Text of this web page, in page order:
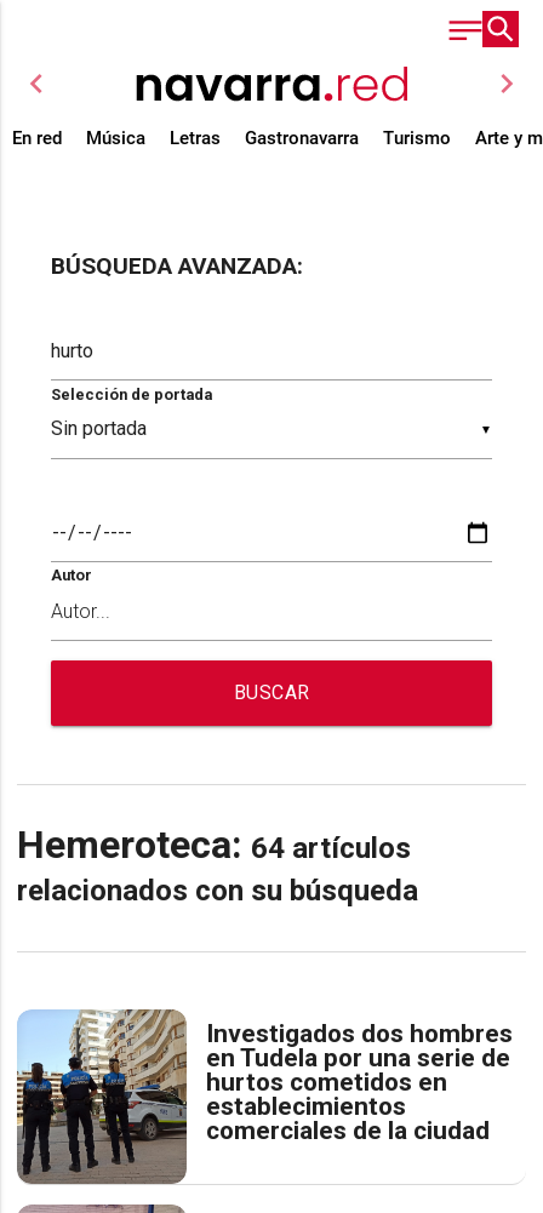
chevron_left chevron_right
En red Música Letras Gastronavarra Turismo Arte y
BÚSQUEDA AVANZADA:
▼
Selección de portada
Autor
BUSCAR
Hemeroteca: 64 artículos
relacionados con su búsqueda
Investigados dos hombres
en Tudela por una serie de
hurtos cometidos en
establecimientos
comerciales de la ciudad